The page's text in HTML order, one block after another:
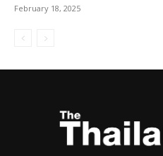
February 18, 2025